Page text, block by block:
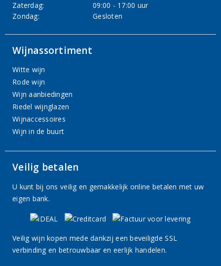
Zaterdag:
09:00 - 17:00 uur
Zondag:
Gesloten
Wijnassortiment
Witte wijn
Rode wijn
Wijn aanbiedingen
Riedel wijnglazen
Wijnaccessoires
Wijn in de buurt
Veilig betalen
U kunt bij ons veilig en gemakkelijk online betalen met uw
eigen bank.
Veilig wijn kopen mede dankzij een beveiligde SSL
verbinding en betrouwbaar en eerlijk handelen.